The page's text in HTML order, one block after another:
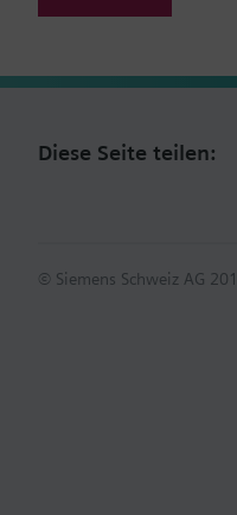
Diese Seite teilen:
© Siemens Schweiz AG